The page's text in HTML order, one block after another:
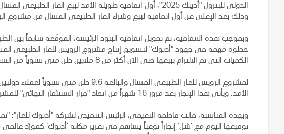
الدولي للبترول "أديبك 2025"، أول اتفاقية طويلة الأمد لبيع الغاز
وذلك بعد الإعلان عن أول اتفاقية لبيع وشراء الغاز الطبيعي المسال من مشروع
وبموجب هذه الاتفاقية، تم تحويل اتفاقية البنود الرئيسة، الموقَّعة سابقاً بين
خطوة مهمة في جهود "أدنوك" لتسويق إنتاج مشروع الرويس للغاز الطبيعي
الكميات التي تم الالتزام ببيعها حتى الآن أكثر من 8 ملايين طن متري سنوياً من السعة الإنتاجية
لمشروع الرويس للغاز الطبيعي المسال والبالغة
الأمد. ويأتي هذا الإنجاز بعد مرور 16 شهراً من اتخاذ "قرار الاستثمار النهائي" للمشروع في يوليو 2024.
وبهذه المناسبة، قالت فاطمة النعيمي، الرئيس التنفيذي لشركة "أدنوك للغاز":
توقيعها اليوم مع ’شل‘ إنجازاً نوعياً يساهم في تعزيز مكانة ’أدنوك‘ كمورّد